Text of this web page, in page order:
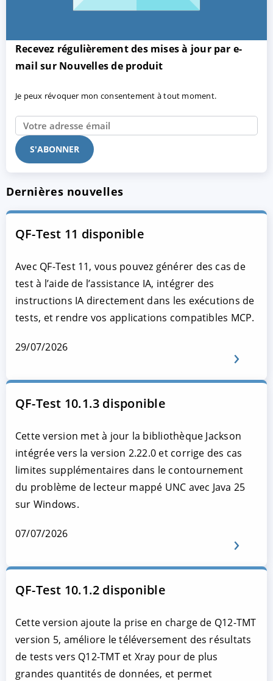
Recevez régulièrement des mises à jour par e-
mail sur Nouvelles de produit
Je peux révoquer mon consentement à tout moment.
Dernières nouvelles
QF-Test 11 disponible
Avec QF-Test 11, vous pouvez générer des cas de
test à l’aide de l’assistance IA, intégrer des
instructions IA directement dans les exécutions de
tests, et rendre vos applications compatibles MCP.
29/07/2026
QF-Test 10.1.3 disponible
Cette version met à jour la bibliothèque Jackson
intégrée vers la version 2.22.0 et corrige des cas
limites supplémentaires dans le contournement
du problème de lecteur mappé UNC avec Java 25
sur Windows.
07/07/2026
QF-Test 10.1.2 disponible
Cette version ajoute la prise en charge de Q12-TMT
version 5, améliore le téléversement des résultats
de tests vers Q12-TMT et Xray pour de plus
grandes quantités de données, et permet